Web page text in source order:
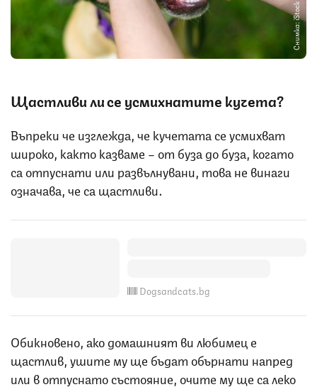
Снимка: iStock
Щастливи ли се усмихнатите кучета?
Въпреки че изглежда, че кучетата се усмихват
широко, както казваме – от буза до буза, когато
са отпуснати или развълнувани, това не винаги
означава, че са щастливи.
Dogsandcats.bg
Обикновено, ако домашният ви любимец е
щастлив, ушите му ще бъдат обърнати напред
или в отпуснато състояние, очите му ще са леко